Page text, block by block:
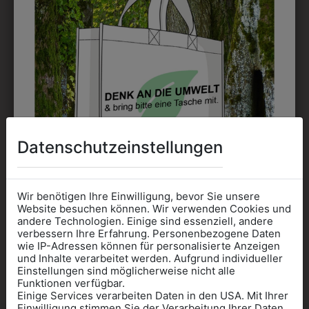
9KRW04BL01
KINDERFALTENROCK
DUNKELBLAU
€ 69,90
INFORMATIONSFOLDER
ZUM DOWNLOADEN
Datenschutzeinstellungen
Wir benötigen Ihre Einwilligung, bevor Sie unsere
Website besuchen können. Wir verwenden Cookies und
andere Technologien. Einige sind essenziell, andere
verbessern Ihre Erfahrung. Personenbezogene Daten
wie IP-Adressen können für personalisierte Anzeigen
und Inhalte verarbeitet werden. Aufgrund individueller
Einstellungen sind möglicherweise nicht alle
Funktionen verfügbar.
Einige Services verarbeiten Daten in den USA. Mit Ihrer
Informationen wenn Sie
Kleidung
für die SCHULE